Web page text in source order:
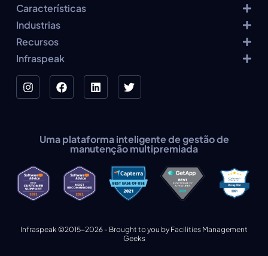
Características
Industrias
Recursos
Infraspeak
Uma plataforma inteligente de gestão de
manutenção multipremiada
Infraspeak ©2015-2026 - Brought to you by Facilities Management
Geeks